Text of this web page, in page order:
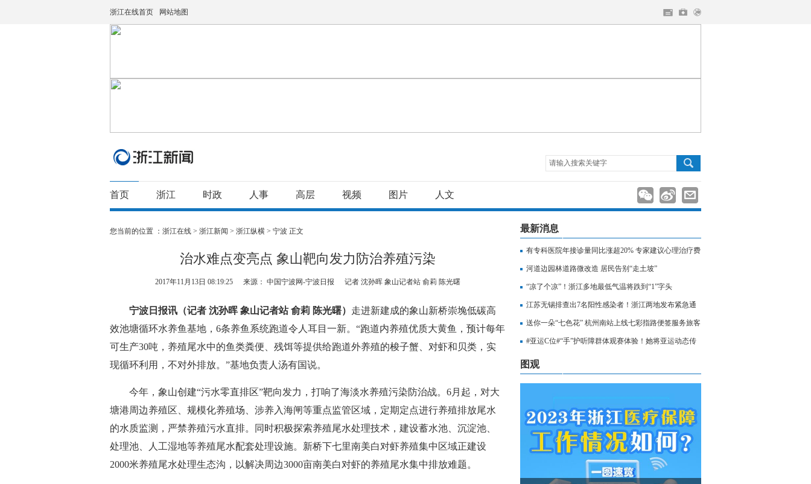
浙江在线首页 网站地图
请输入搜索关键字
首页 浙江 时政 人事 高层 视频 图片 人文
您当前的位置 ： 浙江在线 > 浙江新闻 > 浙江纵横 > 宁波 正文
治水难点变亮点 象山靶向发力防治养殖污染
2017年11月13日 08:19:25 来源： 中国宁波网-宁波日报 记者 沈孙晖 象山记者站 俞莉 陈光曙
宁波日报讯（记者 沈孙晖 象山记者站 俞莉 陈光曙） 走进新建成的象山新桥崇堍低碳高
效池塘循环水养鱼基地，6条养鱼系统跑道令人耳目一新。“跑道内养殖优质大黄鱼，预计每年
可生产30吨，养殖尾水中的鱼类粪便、残饵等提供给跑道外养殖的梭子蟹、对虾和贝类，实
现循环利用，不对外排放。”基地负责人汤有国说。
今年，象山创建“污水零直排区”靶向发力，打响了海淡水养殖污染防治战。6月起，对大
塘港周边养殖区、规模化养殖场、涉养入海闸等重点监管区域，定期定点进行养殖排放尾水
的水质监测，严禁养殖污水直排。同时积极探索养殖尾水处理技术，建设蓄水池、沉淀池、
处理池、人工湿地等养殖尾水配套处理设施。新桥下七里南美白对虾养殖集中区域正建设
2000米养殖尾水处理生态沟，以解决周边3000亩南美白对虾的养殖尾水集中排放难题。
最新消息
有专科医院年接诊量同比涨超20% 专家建议心理治疗费
用纳入医保
河道边园林道路微改造 居民告别“走土坡”
“凉了个凉”！浙江多地最低气温将跌到“1”字头
江苏无锡排查出7名阳性感染者！浙江两地发布紧急通
知，相关人员请立即报备
送你一朵“七色花” 杭州南站上线七彩指路便签服务旅客
出行
#亚运C位#“手”护听障群体观赛体验！她将亚运动态传
至无声世界
图观